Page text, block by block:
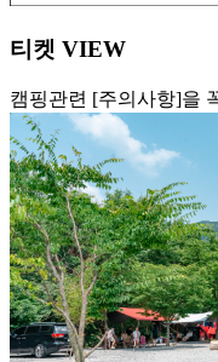
티켓 VIEW
캠핑관련 [주의사항]을